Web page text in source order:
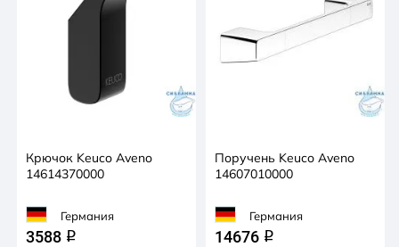
Крючок Keuco Aveno
14614370000
Германия
3588 q
Поручень Keuco Aveno
14607010000
Германия
14676 q